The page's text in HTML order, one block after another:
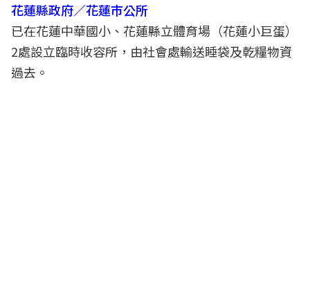
花蓮縣政府／花蓮市公所
已在花蓮中華國小、花蓮縣立體育場（花蓮小巨蛋）
2處設立臨時收容所，由社會處輸送睡袋及乾糧物資
過去。